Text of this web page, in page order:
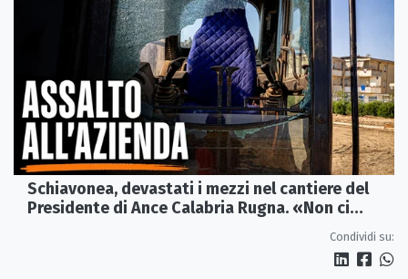
Schiavonea, devastati i mezzi nel cantiere del
Presidente di Ance Calabria Rugna. «Non ci
Condividi su: